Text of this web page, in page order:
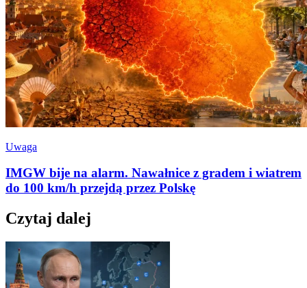
Uwaga
IMGW bije na alarm. Nawałnice z gradem i wiatrem
do 100 km/h przejdą przez Polskę
Czytaj dalej